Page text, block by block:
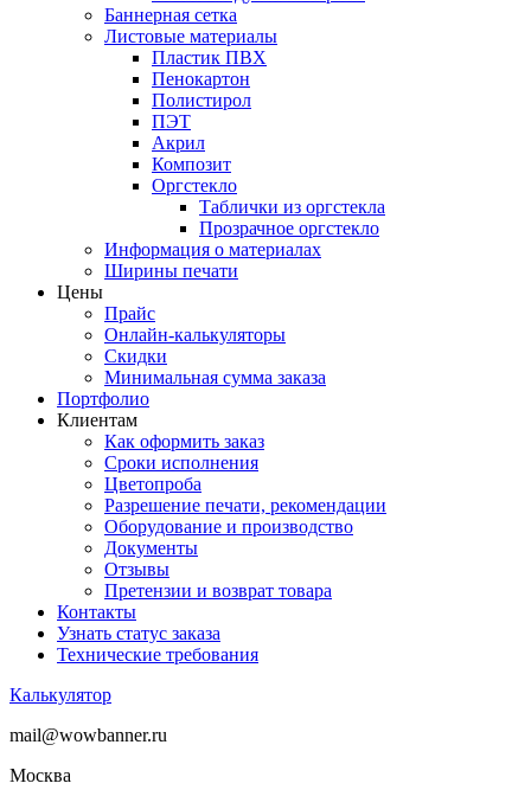
Баннерная сетка
Листовые материалы
Пластик ПВХ
Пенокартон
Полистирол
ПЭТ
Акрил
Композит
Оргстекло
Таблички из оргстекла
Прозрачное оргстекло
Информация о материалах
Ширины печати
Цены
Прайс
Онлайн-калькуляторы
Скидки
Минимальная сумма заказа
Портфолио
Клиентам
Как оформить заказ
Сроки исполнения
Цветопроба
Разрешение печати, рекомендации
Оборудование и производство
Документы
Отзывы
Претензии и возврат товара
Контакты
Узнать статус заказа
Технические требования
Калькулятор
mail@wowbanner.ru
Москва